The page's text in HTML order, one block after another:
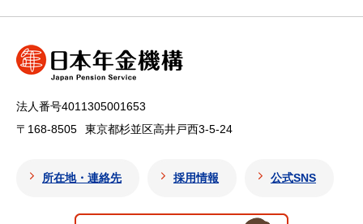
法人番号4011305001653
〒168-8505
東京都杉並区高井戸西3-5-24
所在地・連絡先 採用情報 公式SNS